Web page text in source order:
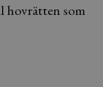
hovrätten som